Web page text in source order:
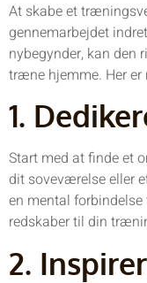
At skabe et
gennemarbejdet
nybegynder, kan
træne hjemme. Her
1.
Start med at finde et
dit soveværelse eller
en mental
redskaber til din
2.